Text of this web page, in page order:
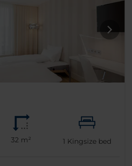
32 m² 1 Kingsize bed